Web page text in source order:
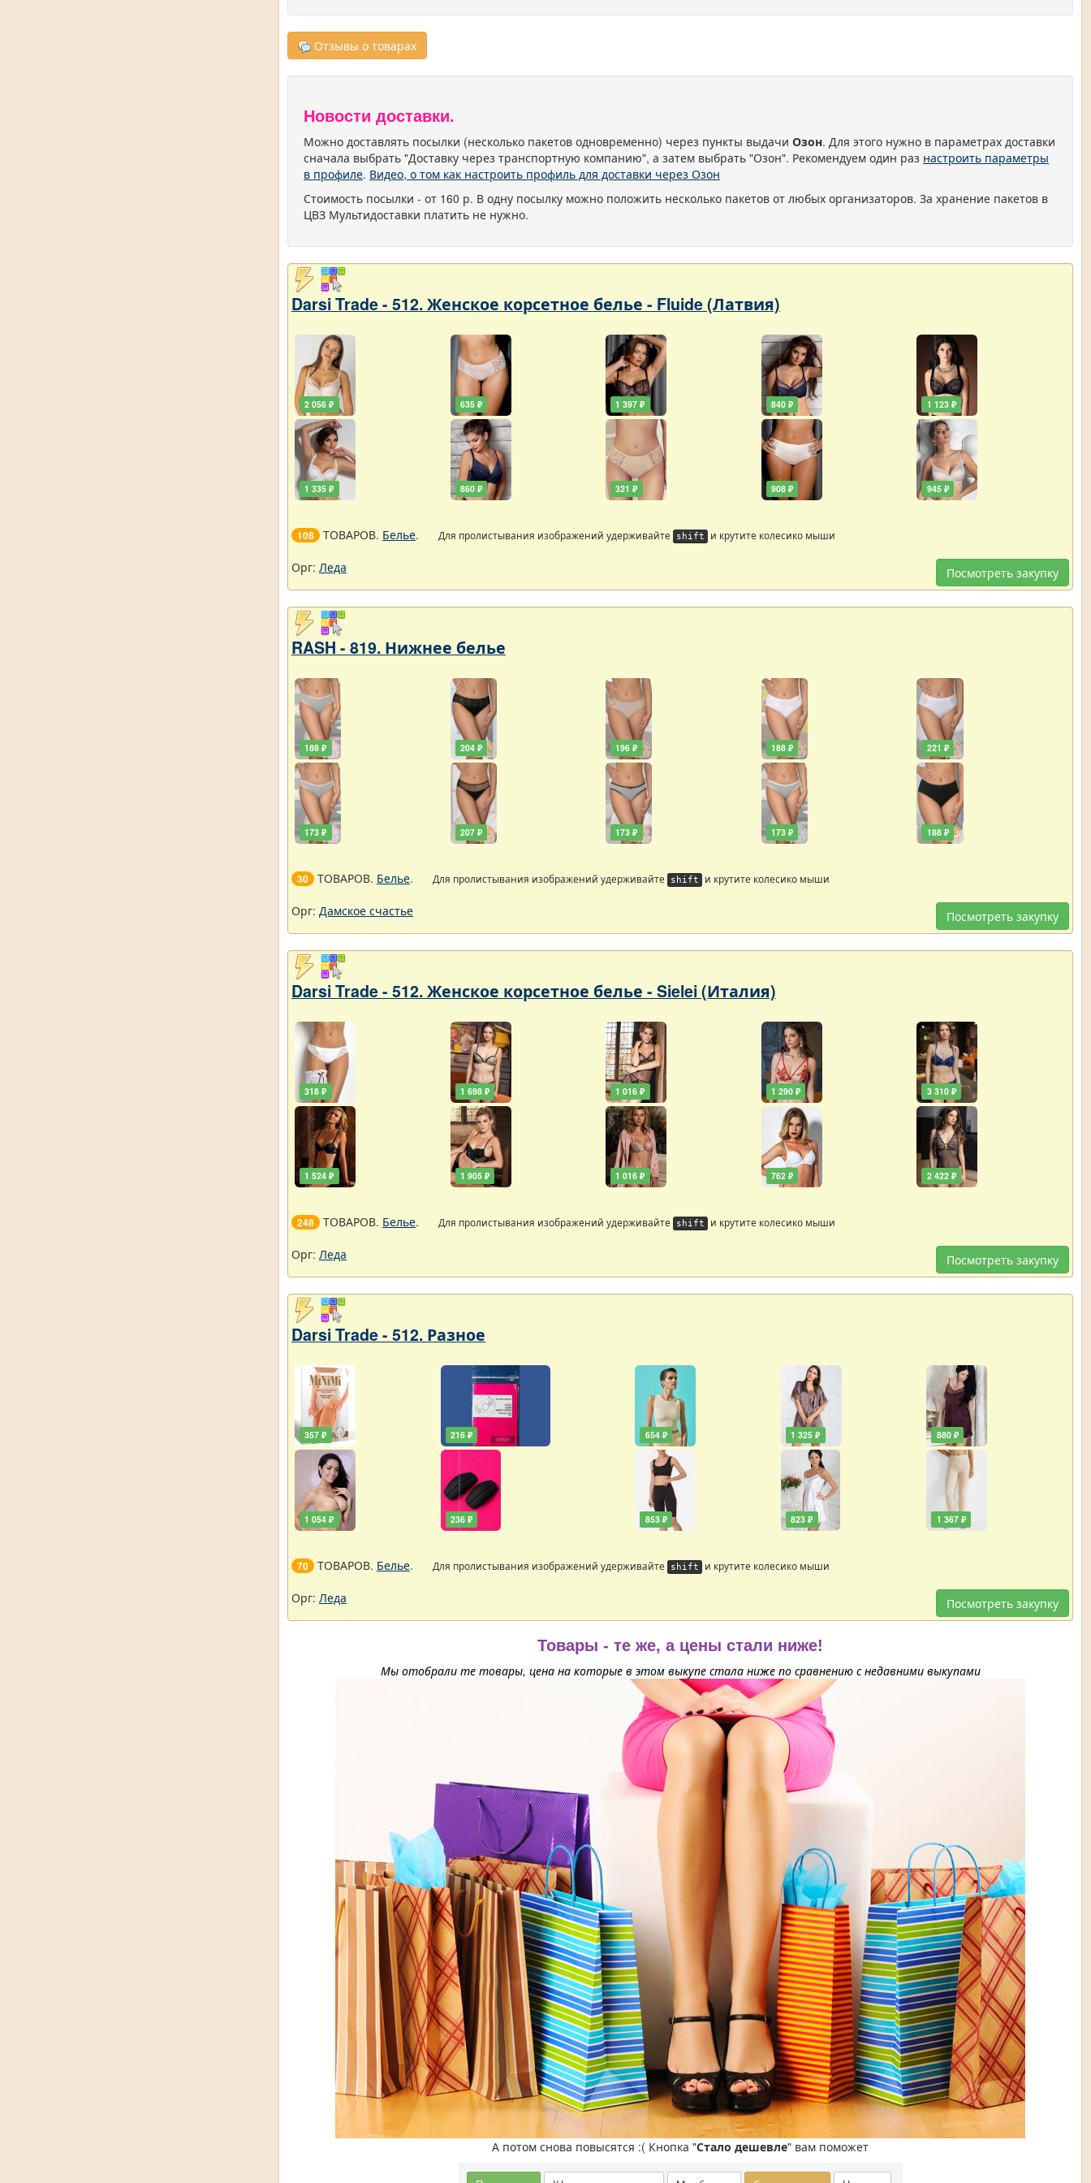
Отзывы о товарах
Новости доставки.
Можно доставлять посылки (несколько пакетов одновременно) через пункты выдачи Озон. Для этого нужно в параметрах доставки
сначала выбрать "Доставку через транспортную компанию", а затем выбрать "Озон". Рекомендуем один раз настроить параметры
в профиле. Видео, о том как настроить профиль для доставки через Озон
Стоимость посылки - от 160 р. В одну посылку можно положить несколько пакетов от любых организаторов. За хранение пакетов в
ЦВЗ Мультидоставки платить не нужно.
Darsi Trade - 512. Женское корсетное белье - Fluide (Латвия)
2 056 ₽
1 335 ₽
635 ₽
860 ₽
1 397 ₽
321 ₽
840 ₽
908 ₽
1 123 ₽
945 ₽
108 ТОВАРОВ. Белье. Для пролистывания изображений удерживайте shift и крутите колесико мыши
Посмотреть закупку
Орг: Леда
RASH - 819. Нижнее белье
188 ₽
173 ₽
204 ₽
207 ₽
196 ₽
173 ₽
188 ₽
173 ₽
221 ₽
188 ₽
30 ТОВАРОВ. Белье. Для пролистывания изображений удерживайте shift и крутите колесико мыши
Посмотреть закупку
Орг: Дамское счастье
Darsi Trade - 512. Женское корсетное белье - Sielei (Италия)
318 ₽
1 524 ₽
1 698 ₽
1 905 ₽
1 016 ₽
1 016 ₽
1 290 ₽
762 ₽
3 310 ₽
2 422 ₽
248 ТОВАРОВ. Белье. Для пролистывания изображений удерживайте shift и крутите колесико мыши
Посмотреть закупку
Орг: Леда
Darsi Trade - 512. Разное
357 ₽
1 054 ₽
216 ₽
236 ₽
654 ₽
853 ₽
1 325 ₽
823 ₽
880 ₽
1 367 ₽
70 ТОВАРОВ. Белье. Для пролистывания изображений удерживайте shift и крутите колесико мыши
Посмотреть закупку
Орг: Леда
Товары - те же, а цены стали ниже!
Мы отобрали те товары, цена на которые в этом выкупе стала ниже по сравнению с недавними выкупами
А потом снова повысятся :( Кнопка "Стало дешевле" вам поможет